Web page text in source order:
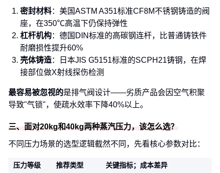
密封材料：美国ASTM A351标准CF8M不锈钢铸造的阀
座，在350℃高温下仍保持弹性
杠杆机构：德国DIN标准的高碳钢连杆，比普通铸铁件
耐磨损性提升60%
壳体铸造：日本JIS G5151标准的SCPH21铸钢，在焊
接部位做X射线探伤检测
最容易被忽视的是排气阀设计——劣质产品会因空气积聚
导致"气锁"，使疏水效率下降40%以上。
三、面对20kg和40kg两种蒸汽压力，该怎么选？
不同压力场景的选型逻辑截然不同，先看核心参数对比：
压力等级 推荐类型
关键指标；成本差异